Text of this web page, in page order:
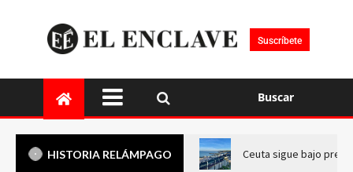
Suscríbete
Buscar
HISTORIA RELÁMPAGO Ceuta sigue bajo